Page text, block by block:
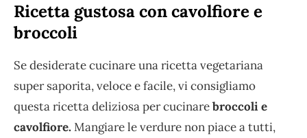
Ricetta gustosa con cavolfiore e
broccoli
Se desiderate cucinare una ricetta vegetariana
super saporita, veloce e facile, vi consigliamo
questa ricetta deliziosa per cucinarebroccoli e
cavolfiore. Mangiare le verdure non piace a tutti,